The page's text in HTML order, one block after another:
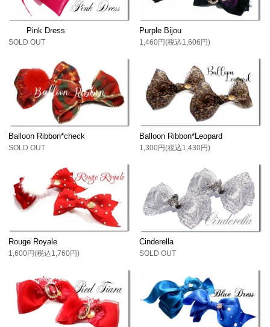
Pink Dress
SOLD OUT
Purple Bijou
1,460円(税込1,606円)
Balloon Ribbon*check
SOLD OUT
Balloon Ribbon*Leopard
1,300円(税込1,430円)
Rouge Royale
1,600円(税込1,760円)
Cinderella
SOLD OUT